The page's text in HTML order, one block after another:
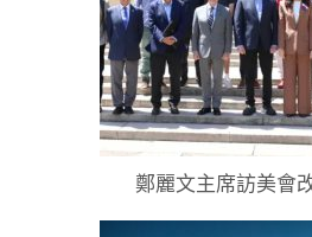
鄭麗文主席訪美會